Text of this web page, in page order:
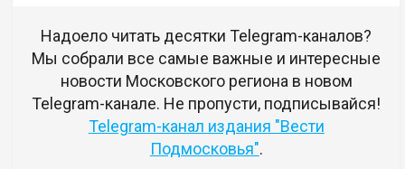
Надоело читать десятки Telegram-каналов?
Мы собрали все самые важные и интересные
новости Московского региона в новом
Telegram-канале. Не пропусти, подписывайся!
Telegram-канал издания "Вести
Подмосковья".